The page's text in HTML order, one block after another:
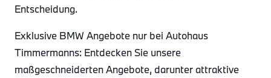
Entscheidung.
Exklusive BMW Angebote nur bei Autohaus
Timmermanns: Entdecken Sie unsere
maßgeschneiderten Angebote, darunter attraktive